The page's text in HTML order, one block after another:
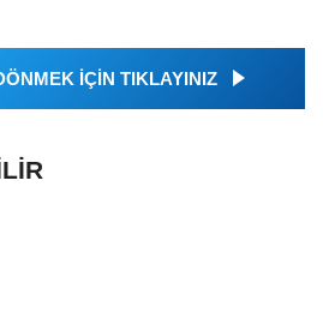
İÇİN TIKLAYINIZ